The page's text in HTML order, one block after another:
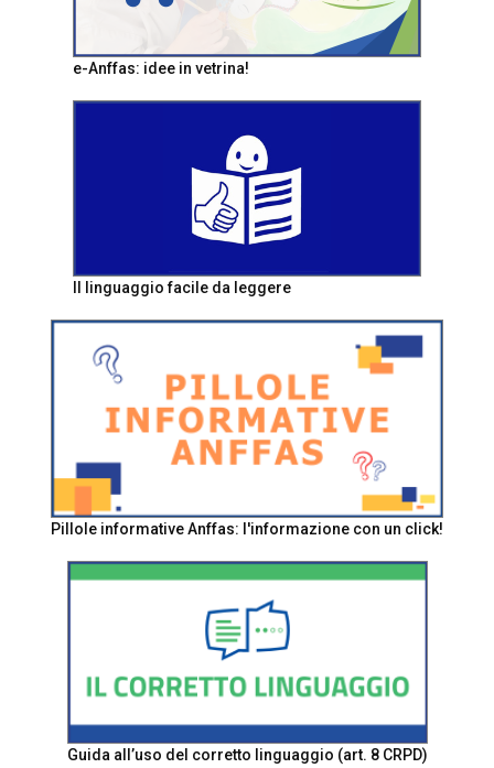
e-Anffas: idee in vetrina!
Il linguaggio facile da leggere
Pillole informative Anffas: l'informazione con un click!
Guida all’uso del corretto linguaggio (art. 8 CRPD)